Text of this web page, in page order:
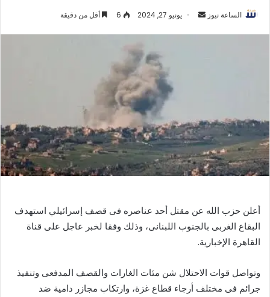
الساعة نيوز
أرسل يونيو 27, 2024 6 أقل من دقيقة
أعلن حزب الله عن مقتل أحد عناصره فى قصف إسرائيلي استهدف
البقاع الغربى بالجنوب اللبنانى، وذلك وفقا لخبر عاجل على قناة
القاهرة الإخبارية.
وتواصل قوات الاحتلال شن مئات الغارات والقصف المدفعى وتنفيذ
جرائم فى مختلف أرجاء قطاع غزة، وارتكاب مجازر دامية ضد